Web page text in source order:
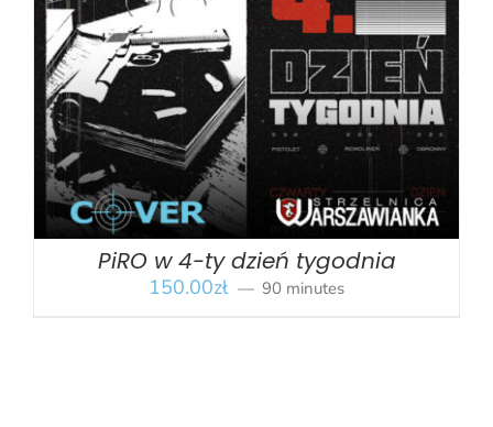
BOOK / SZCZEGÓŁY
PiRO w 4-ty dzień tygodnia
150.00zł 90 minutes